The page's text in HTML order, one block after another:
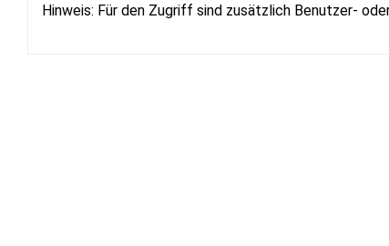
Hinweis: Für den Zugriff sind zusätzlich Benutzer-